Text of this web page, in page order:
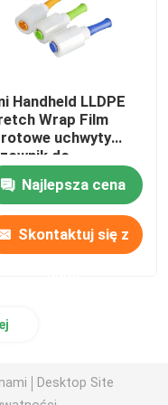
gwintów
Handheld LLDPE
Wrap Film
uchwyty
do
kartonów
Najlepsza cena
Skontaktuj się z
Desktop Site